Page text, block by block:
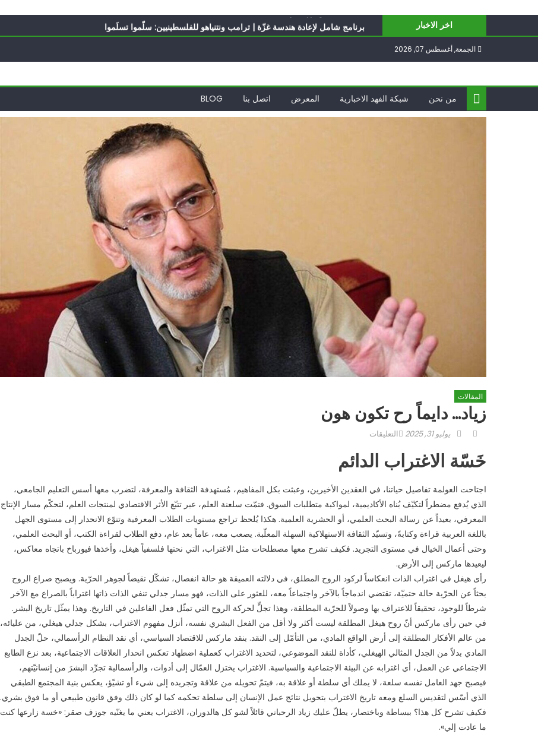
content
اخر الاخبار
برنامج شامل لإعادة هندسة غزّة | ترامب ونتنياهو للفلسطينيين: سلّموا تسلَموا
الغرب يدفن اتفاقاً وُلد ميتاً | إيران تحت العقوبات: جاهزون للمواجهة
أيّ تحدّيات يواجهها حزب الله؟
الجمعة, أغسطس 07, 2026
BLOG اتصل بنا المعرض شبكة الفهد الاخبارية من نحن
المقالات
زياد… دايماً رح تكون هون
Posted
يوليو 31, 2025Author التعليقات
دايماً
تكون
هون
مغلقة
خَسّة الاغتراب الدائم
اجتاحت العولمة تفاصيل حياتنا، في العقدين الأخيرين، وعبثت بكل المفاهيم، مُستهدفة الثقافة والمعرفة، لتضرب معها أسس التعليم الجامعي،
الذي يُدفع مضطراً لتكيّف بُناه الأكاديمية، لمواكبة متطلبات السوق. فتمّت سلعنة العلم، عبر تتبّع الأثر الاقتصادي لمنتجات العلم، لتحكّم مسار الإنتاج
المعرفي، بعيداً عن رسالة البحث العلمي، أو الحشرية العلمية. هكذا يُلحظ تراجع مستويات الطلاب المعرفية وتنوّع الانحدار إلى مستوى الجهل
باللغة العربية قراءة وكتابةً، وتسيّد الثقافة الاستهلاكية السهلة المعلّبة. يصعب معه، عاماً بعد عام، دفع الطلاب لقراءة الكتب، أو البحث العلمي،
وحتى أعمال الخيال في مستوى التجريد. فكيف تشرح معها مصطلحات مثل الاغتراب، التي نحتها فلسفياً هيغل، وأخذها فيورباخ باتجاه معاكس،
ليعيدها ماركس إلى الأرض.
رأى هيغل في اغتراب الذات انعكاساً لركود الروح المطلق، في دلالته العميقة هو حالة انفصال، تشكّل نقيضاً لجوهر الحرّية. ويصبح صراع الروح
بحثاً عن الحرّية حالة حتميّة، تقتضي اندماجاً بالآخر واجتماعاً معه، للعثور على الذات، فهو مسار جدلي تنفي الذات ذاتها اغتراباً بالصراع مع الآخر
شرطاً للوجود، تحقيقاً للاعتراف بها وصولاً للحرّية المطلقة، وهذا تجلٍّ لحركة الروح التي تمثّل فعل الفاعلين في التاريخ. وهذا يمثّل تاريخ البشر.
في حين رأى ماركس أنّ روح هيغل المطلقة ليست أكثر ولا أقل من الفعل البشري نفسه، أنزل مفهوم الاغتراب، بشكل جدلي هيغلي، من عليائه،
من عالم الأفكار المطلقة إلى أرض الواقع المادي، من التأمّل إلى النقد. بنقد ماركس للاقتصاد السياسي، أي نقد النظام الرأسمالي، حلّ الجدل
المادي بدلاً من الجدل المثالي الهيغلي، كأداة للنقد الموضوعي، لتحديد الاغتراب كعملية اضطهاد تعكس انحدار العلاقات الاجتماعية، بعد نزع الطابع
الاجتماعي عن العمل، أي اغترابه عن البيئة الاجتماعية والسياسية. الاغتراب يختزل العمّال إلى أدوات، والرأسمالية تجرِّد البشرَ من إنسانيّتهم،
فيصبح جهد العامل نفسه سلعة، لا يملك أي سلطة أو علاقة به، فيتمّ تحويله من علاقة وتجريده إلى شيء أو تشيّؤ، يعكس بنية المجتمع الطبقي
الذي أسّس لتقديس السلع ومعه تاريخ الاغتراب بتحويل نتائج عمل الإنسان إلى سلطة تحكمه كما لو كان ذلك وفق قانون طبيعي أو ما فوق بشري.
فكيف تشرح كل هذا؟ ببساطة وباختصار، يطلّ عليك زياد الرحباني قائلاً لشو كل هالدوران، الاغتراب يعني ما يغنّيه جوزف صقر: «خسة زارعها كنت
ما عادت إلي».